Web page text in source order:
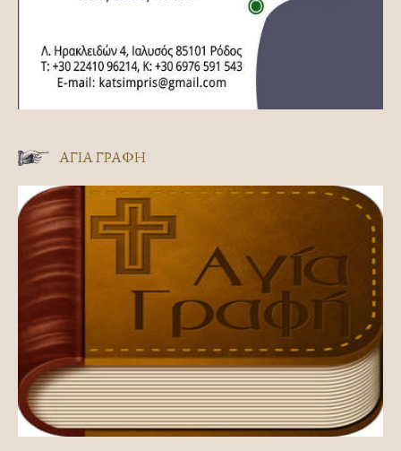
ΑΓΊΑ ΓΡΑΦΉ